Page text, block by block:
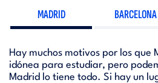
MADRID BARCELONA
Hay muchos motivos por los que
idónea para estudiar, pero
Madrid lo tiene todo. Si hay un